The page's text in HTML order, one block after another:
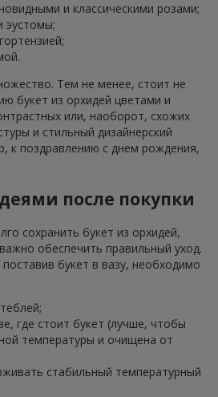
и классическими розами;
эустомы;
Тем не менее, стоит не
букет из орхидей цветами и
или, наоборот, схожих
и стильный дизайнерский
к поздравлению с днем рождения,
после покупки
сохранить букет из орхидей,
обеспечить правильный уход.
букет в вазу, необходимо
где стоит букет (лучше, чтобы
температуры и очищена от
стабильный температурный